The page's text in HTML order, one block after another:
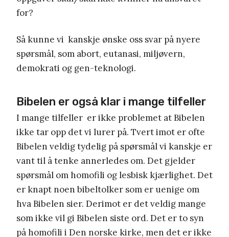
for?
Så kunne vi kanskje ønske oss svar på nyere
spørsmål, som abort, eutanasi, miljøvern,
demokrati og gen-teknologi.
Bibelen er også klar i mange tilfeller
I mange tilfeller er ikke problemet at Bibelen
ikke tar opp det vi lurer på. Tvert imot er ofte
Bibelen veldig tydelig på spørsmål vi kanskje er
vant til å tenke annerledes om. Det gjelder
spørsmål om homofili og lesbisk kjærlighet. Det
er knapt noen bibeltolker som er uenige om
hva Bibelen sier. Derimot er det veldig mange
som ikke vil gi Bibelen siste ord. Det er to syn
på homofili i Den norske kirke, men det er ikke